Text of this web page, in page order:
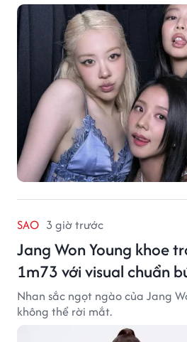
SAO 3 giờ trước
Jang Won Young khoe
1m73 với visual chuẩn
Nhan sắc ngọt ngào của Jang
không thể rời mắt.